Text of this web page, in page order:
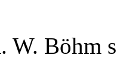
W. Böhm